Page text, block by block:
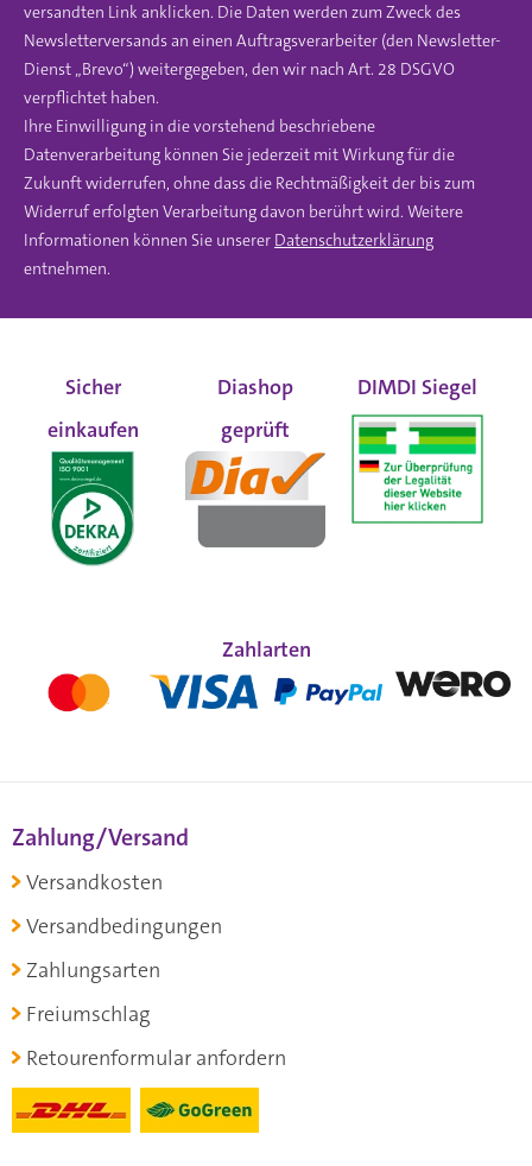
versandten Link anklicken. Die Daten werden zum Zweck des
Newsletterversands an einen Auftragsverarbeiter (den Newsletter-
Dienst „Brevo“) weitergegeben, den wir nach Art. 28 DSGVO
verpflichtet haben.
Ihre Einwilligung in die vorstehend beschriebene
Datenverarbeitung können Sie jederzeit mit Wirkung für die
Zukunft widerrufen, ohne dass die Rechtmäßigkeit der bis zum
Widerruf erfolgten Verarbeitung davon berührt wird. Weitere
Informationen können Sie unserer Datenschutzerklärung
entnehmen.
Sicher
einkaufen
Diashop
geprüft
DIMDI Siegel
Zahlarten
Zahlung/Versand
Versandkosten
Versandbedingungen
Zahlungsarten
Freiumschlag
Retourenformular anfordern